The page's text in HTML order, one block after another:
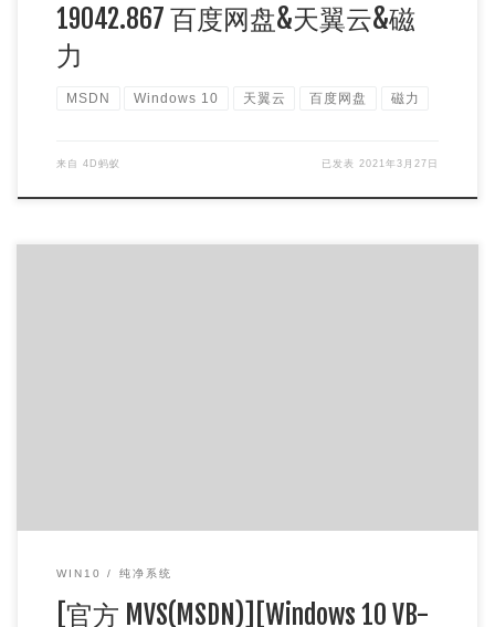
19042.867 百度网盘&天翼云&磁
力
MSDN Windows 10 天翼云 百度网盘 磁力
来自 4D蚂蚁 已发表 2021年3月27日
WIN10 纯净系统
[官方 MVS(MSDN)][Windows 10 VB-